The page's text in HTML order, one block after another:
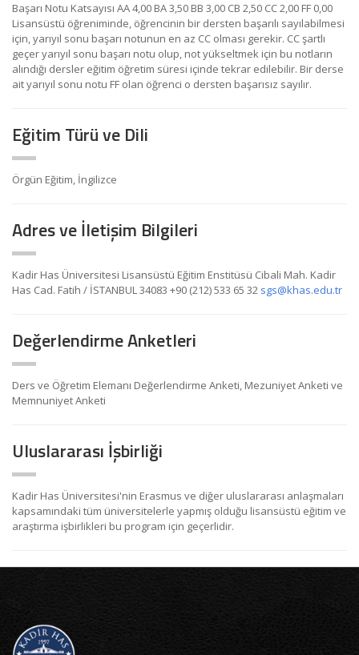
Başarı Notu Katsayısı AA 4,00 BA 3,50 BB 3,00 CB 2,50 CC 2,00 FF 0,00
Lisansüstü öğreniminde, öğrencinin bir dersten başarılı sayılabilmesi
için, yarıyıl sonu başarı notunun en az CC olması gerekir. CC şartlı
geçer yarıyıl sonu başarı notu olup, not yükseltmek için bu notların
alındığı dersler eğitim öğretim süresi içinde tekrar edilebilir. Bir derse
ait yarıyıl sonu notu FF olan öğrenci o dersten başarısız sayılır.
Eğitim Türü ve Dili
Örgün Eğitim, İngilizce
Adres ve İletişim Bilgileri
Kadir Has Üniversitesi Lisansüstü Eğitim Enstitüsü Cibali Mah. Kadir
Has Cad. Fatih / İSTANBUL 34083 +90 (212) 533 65 32 sgs@khas.edu.tr
Değerlendirme Anketleri
Ders ve Öğretim Elemanı Değerlendirme Anketi, Mezuniyet Anketi ve
Memnuniyet Anketi
Uluslararası İşbirliği
Kadir Has Üniversitesi'nin Erasmus ve diğer uluslararası anlaşmaları
kapsamındaki tüm üniversitelerle yapmış olduğu lisansüstü eğitim ve
araştırma işbirlikleri bu program için geçerlidir.